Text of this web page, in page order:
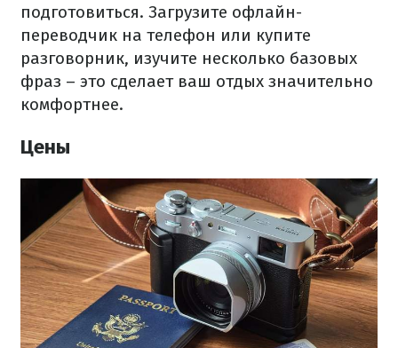
подготовиться. Загрузите офлайн-
переводчик на телефон или купите
разговорник, изучите несколько базовых
фраз – это сделает ваш отдых значительно
комфортнее.
Цены